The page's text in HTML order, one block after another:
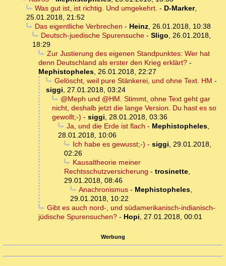
Was gut ist, ist richtig. Und umgekehrt. - D-Marker,
25.01.2018, 21:52
Das eigentliche Verbrechen - Heinz, 26.01.2018, 10:38
Deutsch-juedische Spurensuche- Sligo, 26.01.2018,
18:29
Zur Justierung des eigenen Standpunktes: Wer hat
denn Deutschland als erster den Krieg erklärt? -
Mephistopheles, 26.01.2018, 22:27
Gelöscht, weil pure Stänkerei, und ohne Text. HM -
siggi, 27.01.2018, 03:24
@Meph und @HM. Stimmt, ohne Text geht gar
nicht, deshalb jetzt die lange Version. Du hast es so
gewollt;-) - siggi, 28.01.2018, 03:36
Ja, und die Erde ist flach - Mephistopheles,
28.01.2018, 10:06
Ich habe es gewusst;-) - siggi, 29.01.2018,
02:26
Kausaltheorie meiner
Rechtsschutzversicherung - trosinette,
29.01.2018, 08:46
Anachronismus- Mephistopheles,
29.01.2018, 10:22
Gibt es auch nord-, und südamerikanisch-indianisch-
jüdische Spurensuchen? - Hopi, 27.01.2018, 00:01
Werbung